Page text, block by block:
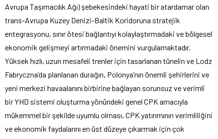
Avrupa Taşımacılık Ağı) şebekesindeki hayati bir atardamar olan
trans-Avrupa Kuzey Denizi-Baltik Koridoruna stratejik
entegrasyonu, sınır ötesi bağlantıyı kolaylaştırmadaki ve bölgesel
ekonomik gelişmeyi artırmadaki önemini vurgulamaktadır.
Yüksek hızlı, uzun mesafeli trenler için tasarlanan tünelin ve Lodz
Fabryczna’da planlanan durağın, Polonya’nın önemli şehirlerini ve
yeni merkezi havaalanını birbirine bağlayan sorunsuz ve verimli
bir YHD sistemi oluşturma yönündeki genel CPK amacıyla
mükemmel bir şekilde uyumlu olması, CPK yatırımının verimliliğini
ve ekonomik faydalarını en üst düzeye çıkarmak için çok